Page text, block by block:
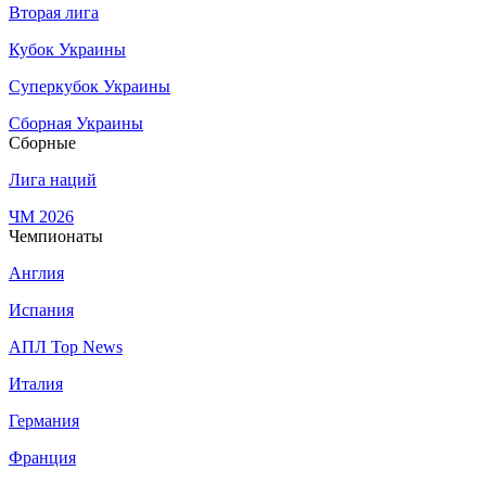
Вторая лига
Кубок Украины
Суперкубок Украины
Сборная Украины
Сборные
Лига наций
ЧМ 2026
Чемпионаты
Англия
Испания
АПЛ Top News
Италия
Германия
Франция